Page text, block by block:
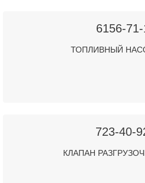
6156-
ТОПЛИВНЫЙ
723-40-
КЛАПАН